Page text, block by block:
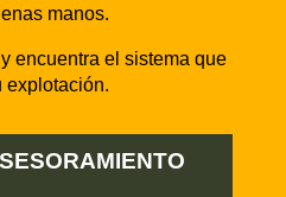
manos.
encuentra el sistema que
explotación.